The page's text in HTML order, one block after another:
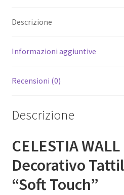
Descrizione
Informazioni aggiuntive
Recensioni (0)
Descrizione
CELESTIA
Decorativo
“Soft Touch”